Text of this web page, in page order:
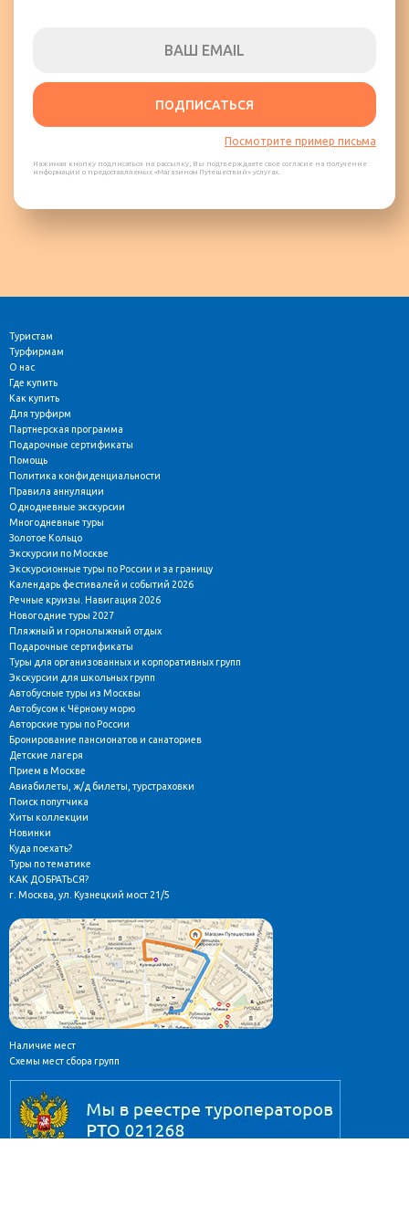
ПОДПИСАТЬСЯ
Посмотрите пример письма
Нажимая кнопку подписаться на рассылку, Вы подтверждаете свое согласие на получение
информации о предоставляемых «Магазином Путешествий» услугах.
Туристам
Турфирмам
О нас
Где купить
Как купить
Для турфирм
Партнерская программа
Подарочные сертификаты
Помощь
Политика конфиденциальности
Правила аннуляции
Однодневные экскурсии
Многодневные туры
Золотое Кольцо
Экскурсии по Москве
Экскурсионные туры по России и за границу
Календарь фестивалей и событий 2026
Речные круизы. Навигация 2026
Новогодние туры 2027
Пляжный и горнолыжный отдых
Подарочные сертификаты
Туры для организованных и корпоративных групп
Экскурсии для школьных групп
Автобусные туры из Москвы
Автобусом к Чёрному морю
Авторские туры по России
Бронирование пансионатов и санаториев
Детские лагеря
Прием в Москве
Авиабилеты, ж/д билеты, турстраховки
Поиск попутчика
Хиты коллекции
Новинки
Куда поехать?
Туры по тематике
КАК ДОБРАТЬСЯ?
г. Москва, ул. Кузнецкий мост 21/5
Наличие мест
Схемы мест сбора групп